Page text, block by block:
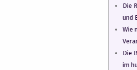
Die
und
Wie
Die
im